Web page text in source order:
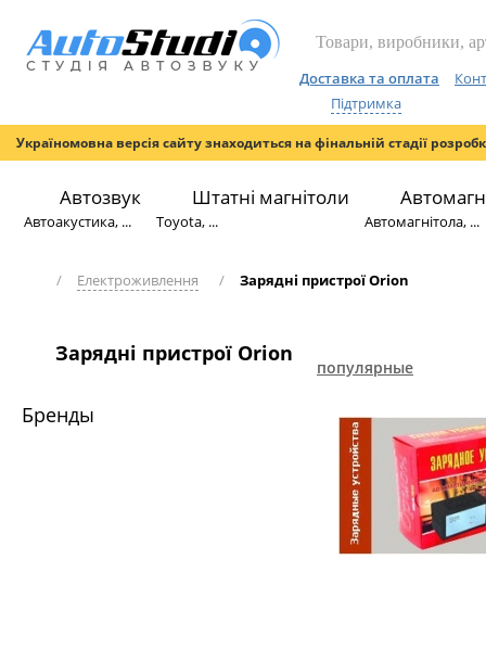
Доставка та оплата
Підтримка
Україномовна версія сайту знаходиться на фінальній стадії
Автозвук
Автоакустика, ...
Штатні магнітоли
Toyota, ... Автомагнітола, ...
/ Електроживлення / Зарядні пристрої Orion
Зарядні пристрої Orion
Бренды
популярные